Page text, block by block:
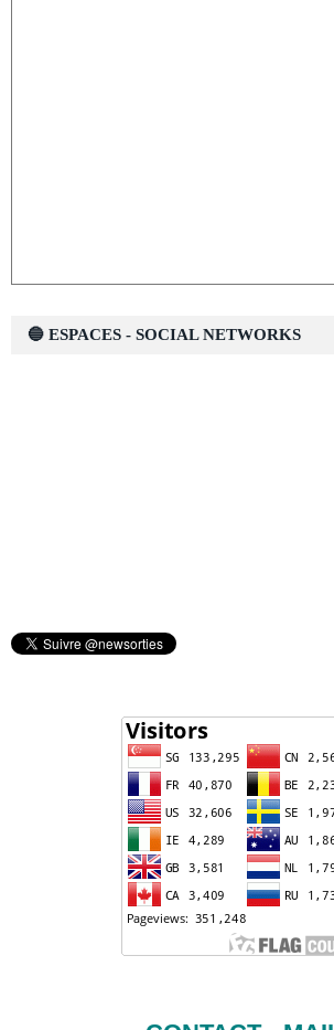
🔵 ESPACES - SOCIAL NETWORKS